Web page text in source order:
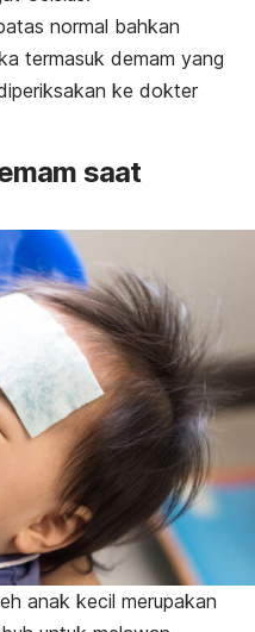
normal bahkan
termasuk demam yang
ke dokter
saat
anak kecil merupakan